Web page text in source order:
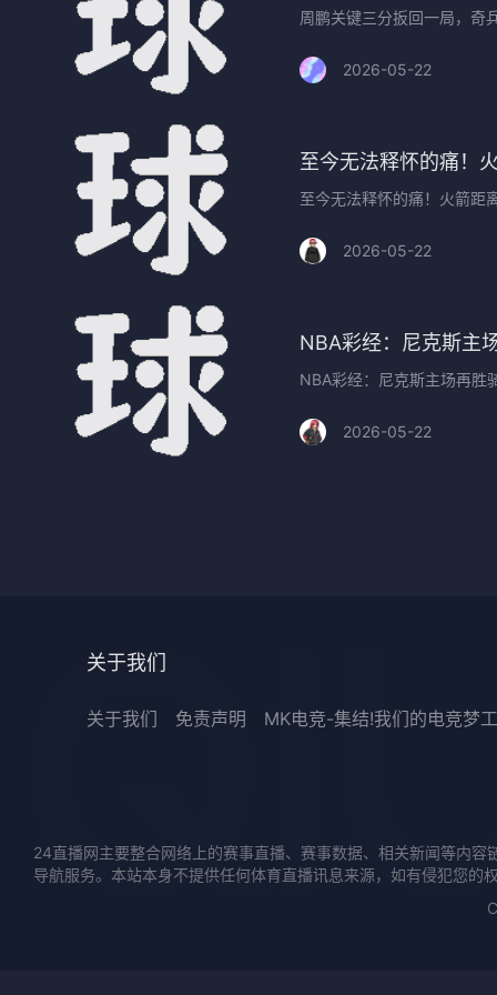
周鹏关键三分扳回一局，奇
2026-05-22
至今无法释怀的痛！
至今无法释怀的痛！火箭距
2026-05-22
NBA彩经：尼克斯主
NBA彩经：尼克斯主场再胜
2026-05-22
关于我们
关于我们 免责声明 MK电竞-集结!我们的电竞梦
24直播网主要整合网络上的赛事直播、赛事数据、相关新闻等内
导航服务。本站本身不提供任何体育直播讯息来源，如有侵犯您的